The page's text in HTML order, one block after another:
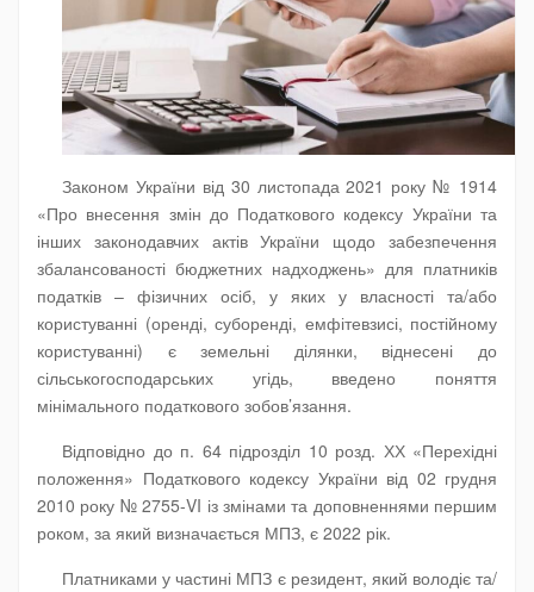
Законом України від 30 листопада 2021 року № 1914
«Про внесення змін до Податкового кодексу України та
інших законодавчих актів України щодо забезпечення
збалансованості бюджетних надходжень» для платників
податків – фізичних осіб, у яких у власності та/або
користуванні (оренді, суборенді, емфітевзисі, постійному
користуванні) є земельні ділянки, віднесені до
сільськогосподарських угідь, введено поняття
мінімального податкового зобов’язання.
Відповідно до п. 64 підрозділ 10 розд. ХХ «Перехідні
положення» Податкового кодексу України від 02 грудня
2010 року № 2755-VI із змінами та доповненнями першим
роком, за який визначається МПЗ, є 2022 рік.
Платниками у частині МПЗ є резидент, який володіє та/